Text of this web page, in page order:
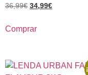
36,99€ 34,99€
Comprar